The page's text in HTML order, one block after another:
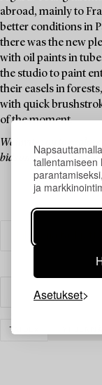
tallentamiseen
ja
Asetukset
abroad, mainly to
better conditions in
there was the new
with oil paints in
the studio to paint
their easels in
with quick
of the moment.
We invite you to
bids on your favourites.